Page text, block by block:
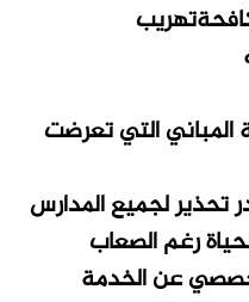
المباني التي تعرضت
تحذير لجميع المدارس
رغم الصعاب
عن الخدمة